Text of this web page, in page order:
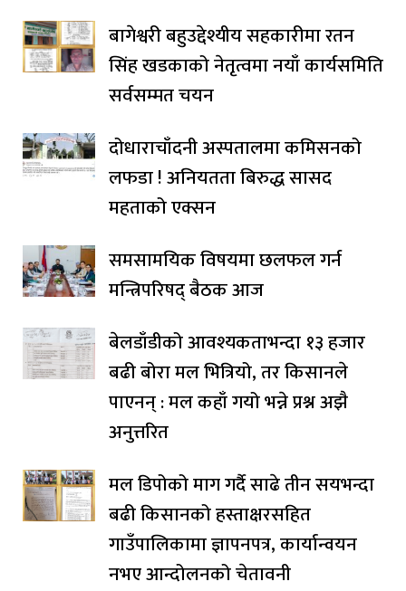
बागेश्वरी बहुउद्देश्यीय सहकारीमा रतन
सिंह खडकाको नेतृत्वमा नयाँ कार्यसमिति
सर्वसम्मत चयन
दोधाराचाँदनी अस्पतालमा कमिसनको
लफडा ! अनियतता बिरुद्ध सासद
महताको एक्सन
समसामयिक विषयमा छलफल गर्न
मन्त्रिपरिषद् बैठक आज
बेलडाँडीको आवश्यकताभन्दा १३ हजार
बढी बोरा मल भित्रियो, तर किसानले
पाएनन् : मल कहाँ गयो भन्ने प्रश्न अझै
अनुत्तरित
मल डिपोको माग गर्दै साढे तीन सयभन्दा
बढी किसानको हस्ताक्षरसहित
गाउँपालिकामा ज्ञापनपत्र, कार्यान्वयन
नभए आन्दोलनको चेतावनी